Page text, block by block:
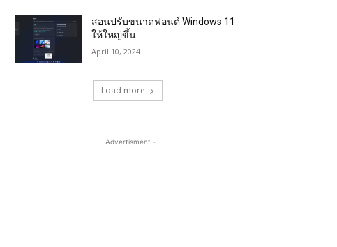
สอนปรับขนาดฟอนต์ Windows 11
ให้ใหญ่ขึ้น
April 10, 2024
Load more
- Advertisment -